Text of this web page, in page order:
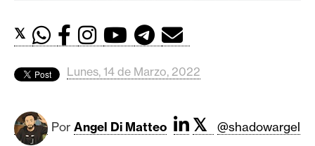
o
i
𝕏
Lunes, 14 de Marzo, 2022
Por Angel Di Matteo 𝕏
@shadowargel